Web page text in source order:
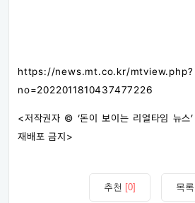
https://news.mt.co.kr/mtview.php?
no=2022011810437477226
<저작권자 © ‘돈이 보이는 리얼타임 뉴스
재배포 금지>
추천 [0] 목